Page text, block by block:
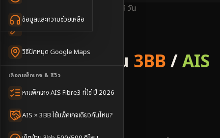
เน็ตบ้านแรงทุกชั้น
เทคนิคขอคิวช่างได้ไว
วิธีปักหมุด Google Maps
เลือกแพ็กเกจ & รีวิว
หาแพ็กเกจ AIS Fibre3 ที่ใช่ ปี 2026
AIS × 3BB ใช้แพ็คเกจเดียวกันไหม?
ข้อมูลและความช่วยเหลือ
2-3 วัน
3BB & AIS Fibre
รับติดตั้งเน็ตบ้าน 3BB/AIS
Fibre
อำเภอทุ่งช้าง